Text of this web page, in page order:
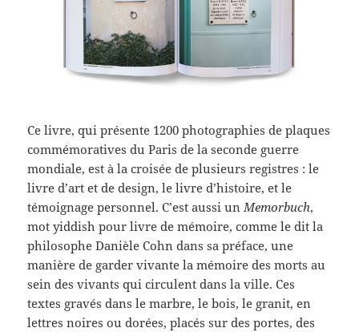
Ce livre, qui présente 1200 photographies de plaques
commémoratives du Paris de la seconde guerre
mondiale, est à la croisée de plusieurs registres : le
livre d’art et de design, le livre d’histoire, et le
témoignage personnel. C’est aussi un Memorbuch,
mot yiddish pour livre de mémoire, comme le dit la
philosophe Danièle Cohn dans sa préface, une
manière de garder vivante la mémoire des morts au
sein des vivants qui circulent dans la ville. Ces
textes gravés dans le marbre, le bois, le granit, en
lettres noires ou dorées, placés sur des portes, des